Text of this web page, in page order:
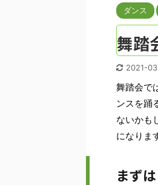
ダンス
舞踏
2021-
舞踏会で
ンスを踊
ないかも
になりま
まず